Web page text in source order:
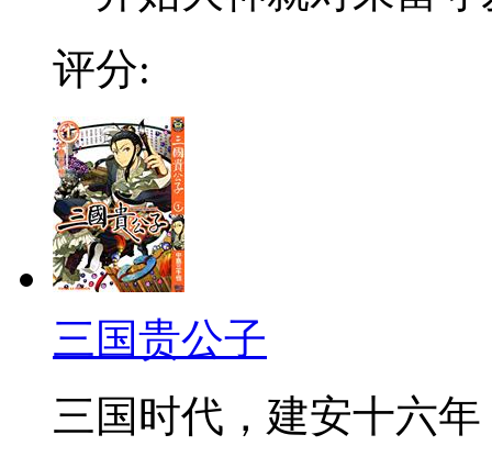
评分:
三国贵公子
三国时代，建安十六